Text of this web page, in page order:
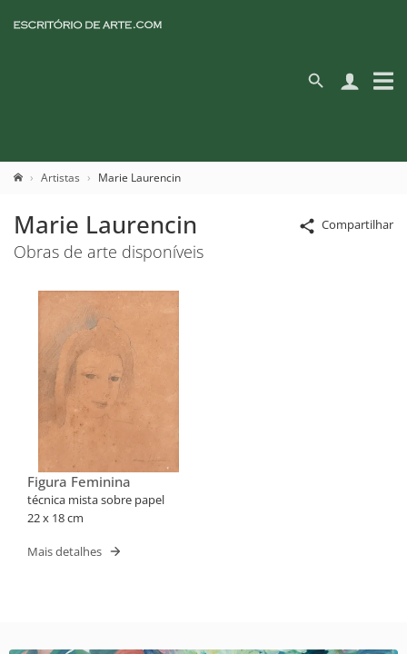
Artistas Marie Laurencin
Compartilhar
Marie Laurencin
Obras de arte disponíveis
Figura Feminina
técnica mista sobre papel
22 x 18 cm
Mais detalhes